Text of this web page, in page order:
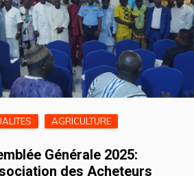
AGRICULTURE
Générale 2025:
des Acheteurs